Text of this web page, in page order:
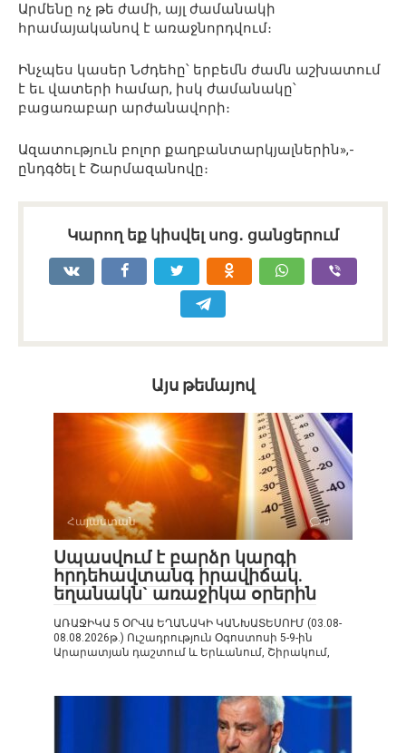
Արմենը ոչ թե ժամի, այլ ժամանակի
հրամայականով է առաջնորդվում։
Ինչպես կասեր Նժդեհը՝ երբեմն ժամն աշխատում
է եւ վատերի համար, իսկ ժամանակը՝
բացառաբար արժանավորի։
Ազատություն բոլոր քաղբանտարկյալներին»,-
ընդգծել է Շարմազանովը։
Կարող եք կիսվել սոց․ ցանցերում
Այս թեմայով
Հայաստան 0
Սպասվում է բարձր կարգի
հրդեհավտանգ իրավիճակ.
եղանակն` առաջիկա օրերին
ԱՌԱՋԻԿԱ 5 ՕՐՎԱ ԵՂԱՆԱԿԻ ԿԱՆԽԱՏԵՍՈՒՄ (03.08-
08.08.2026թ.) Ուշադրություն Օգոստոսի 5-9-ին
Արարատյան դաշտում և Երևանում, Շիրակում,